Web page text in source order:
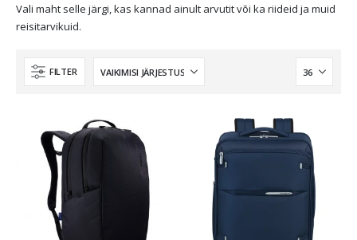
Vali maht selle järgi, kas kannad ainult arvutit või ka riideid ja muid
reisitarvikuid.
FILTER